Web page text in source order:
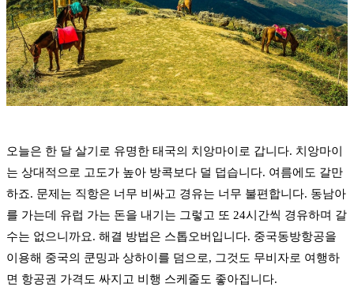
오늘은 한 달 살기로 유명한 태국의 치앙마이로 갑니다. 치앙마이
는 상대적으로 고도가 높아 방콕보다 덜 덥습니다. 여름에도 갈만
하죠. 문제는 직항은 너무 비싸고 경유는 너무 불편합니다. 동남아
를 가는데 유럽 가는 돈을 내기는 그렇고 또 24시간씩 경유하며 갈
수는 없으니까요. 해결 방법은 스톱오버입니다. 중국동방항공을
이용해 중국의 쿤밍과 상하이를 덤으로, 그것도 무비자로 여행하
면 항공권 가격도 싸지고 비행 스케줄도 좋아집니다.